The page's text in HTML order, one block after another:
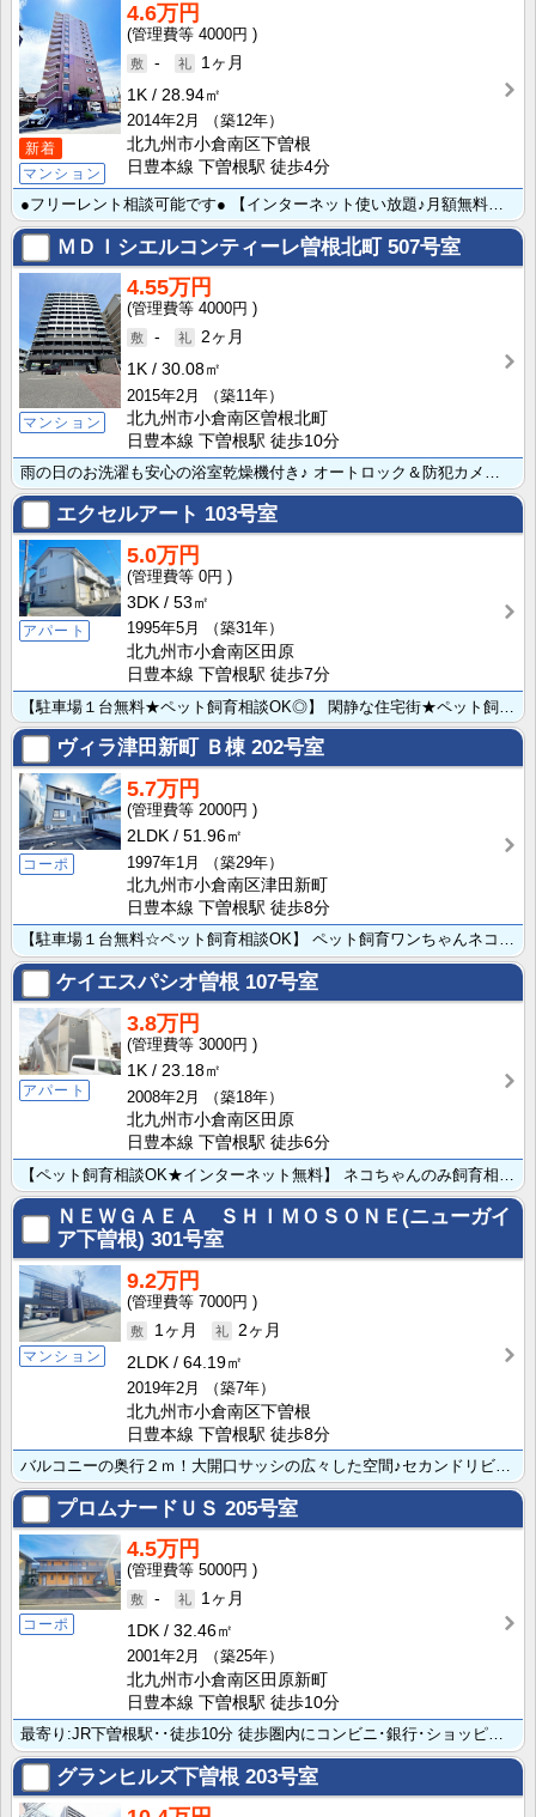
新着
マンション
4.6万円
4000円
-
1ヶ月
1K
28.94㎡
2014年2月
（築12年）
北九州市小倉南区下曽根
日豊本線 下曽根駅 徒歩4分
ＭＤＩシエルコンティーレ曽根北町507号室
マンション
4.55万円
4000円
-
2ヶ月
1K
30.08㎡
2015年2月
（築11年）
北九州市小倉南区曽根北町
日豊本線 下曽根駅 徒歩10分
エクセルアート 103号室
アパート
5.0万円
0円
3DK
53㎡
1995年5月
（築31年）
北九州市小倉南区田原
日豊本線 下曽根駅 徒歩7分
ヴィラ津田新町 Ｂ棟202号室
コーポ
5.7万円
2000円
2LDK
51.96㎡
1997年1月
（築29年）
北九州市小倉南区津田新町
日豊本線 下曽根駅 徒歩8分
【駐車場１台無料☆ペット飼育相談OK】 ペット飼育ワンちゃんネコちゃん相談できます◎人気のＪＲ下曽根･･･
ケイエスパシオ曽根 107号室
アパート
3.8万円
3000円
1K
23.18㎡
2008年2月
（築18年）
北九州市小倉南区田原
日豊本線 下曽根駅 徒歩6分
ＮＥＷＧＡＥＡ ＳＨＩＭＯＳＯＮＥ(ニューガイ
ア下曽根) 301号室
マンション
9.2万円
7000円
1ヶ月
2ヶ月
2LDK
64.19㎡
2019年2月
（築7年）
北九州市小倉南区下曽根
日豊本線 下曽根駅 徒歩8分
プロムナードＵＳ 205号室
コーポ
4.5万円
5000円
-
1ヶ月
1DK
32.46㎡
2001年2月
（築25年）
北九州市小倉南区田原新町
日豊本線 下曽根駅 徒歩10分
グランヒルズ下曽根 203号室